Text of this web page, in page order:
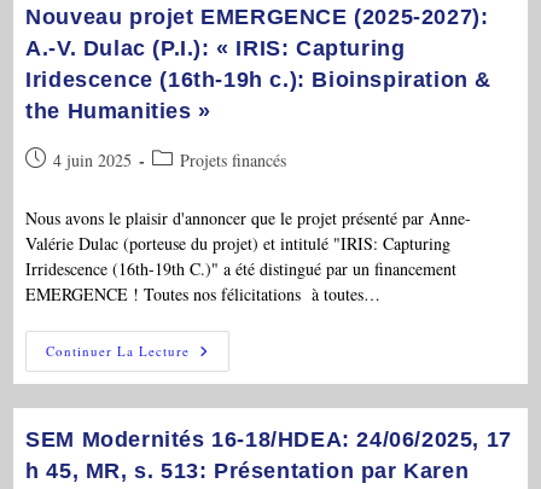
»
Le
Corps
Du
Monarque
Scène:
Théâtre
De
Dans
L’Europe
De
La
Première
Modernité »
Nouveau projet EMERGENCE (2025-2027):
A.-V. Dulac (P.I.): « IRIS: Capturing
Iridescence (16th-19h c.): Bioinspiration &
the Humanities »
Publication
4 juin 2025
PostProjets financés
Nous avons le plaisir d'annoncer que le projet présenté par Anne-
Valérie Dulac (porteuse du projet) et intitulé "IRIS: Capturing
Irridescence (16th-19th C.)" a été distingué par un financement
EMERGENCE ! Toutes nos félicitations à toutes…
Continuer La Lecture Nouveau
Projet
EMERGENCE
A.-
V.
Dulac
SEM Modernités 16-18/HDEA: 24/06/2025, 17
h 45, MR, s. 513: Présentation par Karen